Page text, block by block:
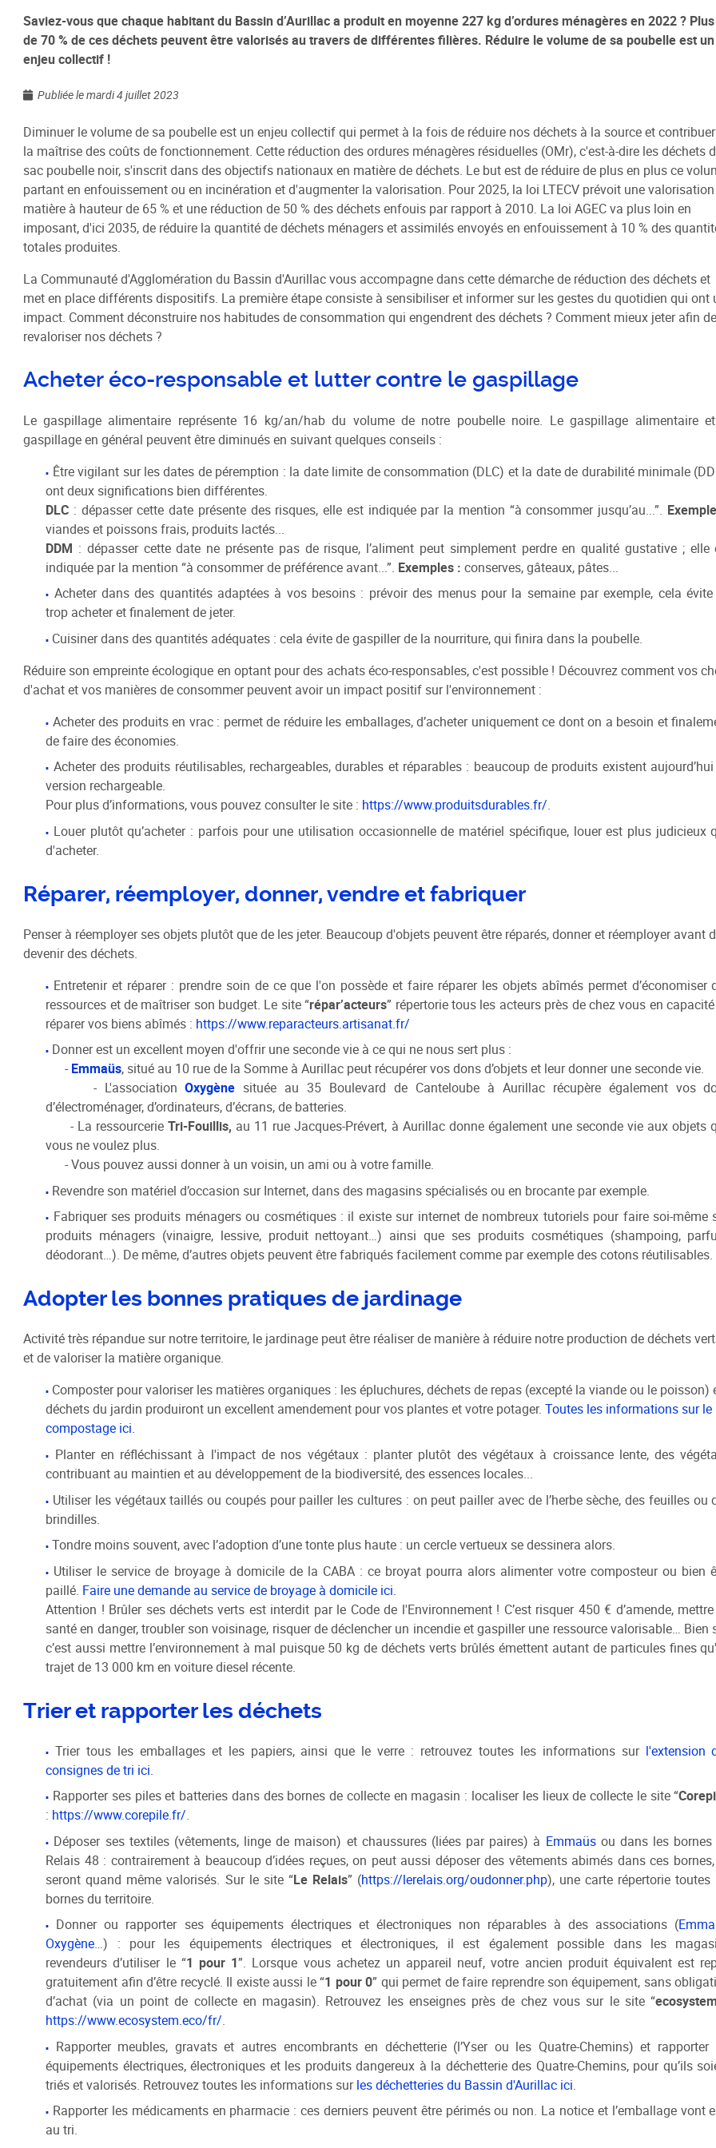
Habitat / Urbanisme
OPAH 2023-2027
Label Meublé Certifié
Permis de construire
Plan Local d'Urbanisme
intercommunal - PLUi
Révision du PLUi-H
PLUi - Sites Patrimoniaux
Programme Local de l'Habitat
Règlement Local de Publicité
intercommunal - RLPi
"Ré-inventons Marmiers"
Politique d'Attribution des
Logements Sociaux
Accueil des gens du voyage
Saviez-vous que chaque habitant du Bassin d’Aurillac a produit en moyenne 227 kg d’ordures ménagères en 2022 ? Plus
de 70 % de ces déchets peuvent être valorisés au travers de différentes filières. Réduire le volume de sa poubelle est un
enjeu collectif !
Publiée le mardi 4 juillet 2023
Diminuer le volume de sa poubelle est un enjeu collectif qui permet à la fois de réduire nos déchets à la source et
la maîtrise des coûts de fonctionnement. Cette réduction des ordures ménagères résiduelles (OMr), c'est-à-dire les déchets
sac poubelle noir, s'inscrit dans des objectifs nationaux en matière de déchets. Le but est de réduire de plus en plus ce
partant en enfouissement ou en incinération et d'augmenter la valorisation. Pour 2025, la loi LTECV prévoit une valorisation
matière à hauteur de 65 % et une réduction de 50 % des déchets enfouis par rapport à 2010. La loi AGEC va plus loin en
imposant, d'ici 2035, de réduire la quantité de déchets ménagers et assimilés envoyés en enfouissement à 10 % des
totales produites.
La Communauté d'Agglomération du Bassin d'Aurillac vous accompagne dans cette démarche de réduction des déchets et
met en place différents dispositifs. La première étape consiste à sensibiliser et informer sur les gestes du quotidien qui ont
impact. Comment déconstruire nos habitudes de consommation qui engendrent des déchets ? Comment mieux jeter afin de
revaloriser nos déchets ?
Acheter éco-responsable et lutter contre le gaspillage
Le gaspillage alimentaire représente 16 kg/an/hab du volume de notre poubelle noire. Le gaspillage alimentaire
gaspillage en général peuvent être diminués en suivant quelques conseils :
Être vigilant sur les dates de péremption : la date limite de consommation (DLC) et la date de durabilité minimale
ont deux significations bien différentes.
DLC : dépasser cette date présente des risques, elle est indiquée par la mention “à consommer jusqu’au...”.
viandes et poissons frais, produits lactés...
DDM : dépasser cette date ne présente pas de risque, l’aliment peut simplement perdre en qualité gustative ; elle
indiquée par la mention “à consommer de préférence avant...”. Exemples : conserves, gâteaux, pâtes...
Acheter dans des quantités adaptées à vos besoins : prévoir des menus pour la semaine par exemple, cela
trop acheter et finalement de jeter.
Cuisiner dans des quantités adéquates : cela évite de gaspiller de la nourriture, qui finira dans la poubelle.
Réduire son empreinte écologique en optant pour des achats éco-responsables, c'est possible ! Découvrez comment vos
d'achat et vos manières de consommer peuvent avoir un impact positif sur l'environnement :
Acheter des produits en vrac : permet de réduire les emballages, d’acheter uniquement ce dont on a besoin et
de faire des économies.
Acheter des produits réutilisables, rechargeables, durables et réparables : beaucoup de produits existent aujourd’hui
version rechargeable.
Pour plus d’informations, vous pouvez consulter le site : https://www.produitsdurables.fr/.
Louer plutôt qu’acheter : parfois pour une utilisation occasionnelle de matériel spécifique, louer est plus judicieux
d'acheter.
Réparer, réemployer, donner, vendre et fabriquer
Penser à réemployer ses objets plutôt que de les jeter. Beaucoup d'objets peuvent être réparés, donner et réemployer avant
devenir des déchets.
Entretenir et réparer : prendre soin de ce que l'on possède et faire réparer les objets abîmés permet d’économiser
ressources et de maîtriser son budget. Le site “répar’acteurs” répertorie tous les acteurs près de chez vous en
réparer vos biens abîmés : https://www.reparacteurs.artisanat.fr/
Donner est un excellent moyen d'offrir une seconde vie à ce qui ne nous sert plus :
- Emmaüs, situé au 10 rue de la Somme à Aurillac peut récupérer vos dons d’objets et leur donner une seconde vie.
- L'associationOxygène située au 35 Boulevard de Canteloube à Aurillac récupère également vos
d’électroménager, d’ordinateurs, d’écrans, de batteries.
- La ressourcerieTri-Fouillis, au 11 rue Jacques-Prévert, à Aurillac donne également une seconde vie aux objets
vous ne voulez plus.
- Vous pouvez aussi donner à un voisin, un ami ou à votre famille.
Revendre son matériel d’occasion sur Internet, dans des magasins spécialisés ou en brocante par exemple.
Fabriquer ses produits ménagers ou cosmétiques : il existe sur internet de nombreux tutoriels pour faire soi-même
produits ménagers (vinaigre, lessive, produit nettoyant…) ainsi que ses produits cosmétiques (shampoing,
déodorant…). De même, d’autres objets peuvent être fabriqués facilement comme par exemple des cotons réutilisables.
Adopter les bonnes pratiques de jardinage
Activité très répandue sur notre territoire, le jardinage peut être réaliser de manière à réduire notre production de déchets
et de valoriser la matière organique.
Composter pour valoriser les matières organiques : les épluchures, déchets de repas (excepté la viande ou le poisson)
déchets du jardin produiront un excellent amendement pour vos plantes et votre potager.Toutes les informations sur le
compostage ici.
Planter en réfléchissant à l'impact de nos végétaux : planter plutôt des végétaux à croissance lente, des
contribuant au maintien et au développement de la biodiversité, des essences locales...
Utiliser les végétaux taillés ou coupés pour pailler les cultures : on peut pailler avec de l’herbe sèche, des feuilles ou
brindilles.
Tondre moins souvent, avec l’adoption d’une tonte plus haute : un cercle vertueux se dessinera alors.
Utiliser le service de broyage à domicile de la CABA : ce broyat pourra alors alimenter votre composteur ou bien
paillé. Faire une demande au service de broyage à domicile ici.
Attention ! Brûler ses déchets verts est interdit par le Code de l'Environnement ! C’est risquer 450 € d’amende,
santé en danger, troubler son voisinage, risquer de déclencher un incendie et gaspiller une ressource valorisable… Bien
c’est aussi mettre l’environnement à mal puisque 50 kg de déchets verts brûlés émettent autant de particules fines
trajet de 13 000 km en voiture diesel récente.
Trier et rapporter les déchets
Trier tous les emballages et les papiers, ainsi que le verre : retrouvez toutes les informations surl'extension
consignes de tri ici.
Rapporter ses piles et batteries dans des bornes de collecte en magasin : localiser les lieux de collecte le site “
: https://www.corepile.fr/.
Déposer ses textiles (vêtements, linge de maison) et chaussures (liées par paires) à Emmaüsou dans les bornes
Relais 48 : contrairement à beaucoup d’idées reçues, on peut aussi déposer des vêtements abimés dans ces
seront quand même valorisés. Sur le site “Le Relais” (https://lerelais.org/oudonner.php), une carte répertorie toutes
bornes du territoire.
Donner ou rapporter ses équipements électriques et électroniques non réparables à des associations (
Oxygène…) : pour les équipements électriques et électroniques, il est également possible dans les
revendeurs d’utiliser le “1 pour 1”. Lorsque vous achetez un appareil neuf, votre ancien produit équivalent est
gratuitement afin d’être recyclé. Il existe aussi le “1 pour 0” qui permet de faire reprendre son équipement, sans
d’achat (via un point de collecte en magasin). Retrouvez les enseignes près de chez vous sur le site “
https://www.ecosystem.eco/fr/.
Rapporter meubles, gravats et autres encombrants en déchetterie (l’Yser ou les Quatre-Chemins) et rapporter
équipements électriques, électroniques et les produits dangereux à la déchetterie des Quatre-Chemins, pour qu’ils
triés et valorisés. Retrouvez toutes les informations surles déchetteries du Bassin d'Aurillac ici.
Rapporter les médicaments en pharmacie : ces derniers peuvent être périmés ou non. La notice et l’emballage vont
au tri.